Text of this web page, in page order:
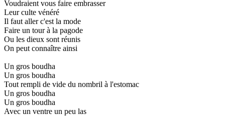
Voudraient vous faire embrasser
Leur culte vénéré
Il faut aller c'est la mode
Faire un tour à la pagode
Ou les dieux sont réunis
On peut connaître ainsi
Un gros boudha
Un gros boudha
Tout rempli de vide du nombril à l'estomac
Un gros boudha
Un gros boudha
Avec un ventre un peu las